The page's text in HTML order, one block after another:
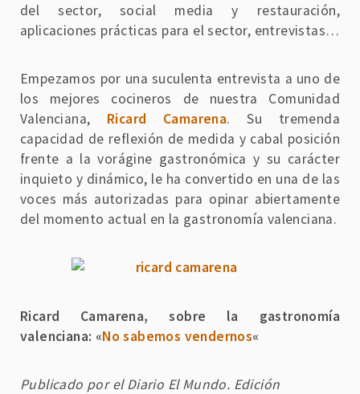
del sector, social media y restauración,
aplicaciones prácticas para el sector, entrevistas…
Empezamos por una suculenta entrevista a uno de
los mejores cocineros de nuestra Comunidad
Valenciana, Ricard Camarena. Su tremenda
capacidad de reflexión de medida y cabal posición
frente a la vorágine gastronómica y su carácter
inquieto y dinámico, le ha convertido en una de las
voces más autorizadas para opinar abiertamente
del momento actual en la gastronomía valenciana.
Ricard Camarena, sobre la gastronomía
valenciana: «Nosabemos vendernos«
Publicado por el Diario El Mundo. Edición